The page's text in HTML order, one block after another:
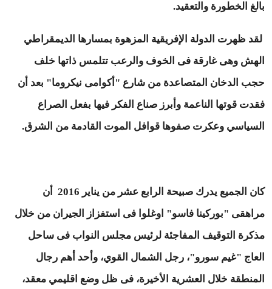
بالغ الخطورة والتعقيد.
لقد ظهرت الدولة الإفريقية المزهوة بمسارها الديمقراطي
الهش وهى غارقة فى الخوف والرعب تتلمس ذاتها خلف
حجب الدخان المتصاعدة من شارع "أكوامى نيكروما" بعد أن
فقدت قوتها الناعمة وأبرز صناع الفكر فيها بفعل الصراع
السياسي وعكرت صفوها قوافل الموت القادمة من الشرق.
كان الجميع يدرك صبيحة الرابع عشر من يناير 2016 أن
مراهقى "بوركينا فاسو" اوغلوا فى استفزاز الجيران من خلال
مذكرة التوقيف المفاجئة لرئيس مجلس النواب فى ساحل
العاج "غيم سورو"، رجل الشمال القوي، وأحد أهم رجال
المنطقة خلال العشرية الأخيرة، فى ظل وضع اقليمي معقد،